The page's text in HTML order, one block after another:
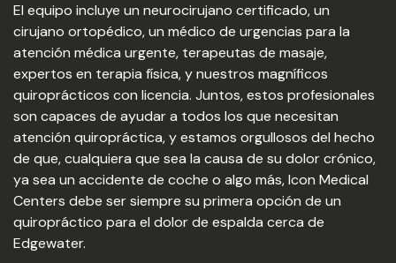
El equipo incluye un neurocirujano certificado, un
cirujano ortopédico, un médico de urgencias para la
atención médica urgente, terapeutas de masaje,
expertos en terapia física, y nuestros magníficos
quiroprácticos con licencia. Juntos, estos profesionales
son capaces de ayudar a todos los que necesitan
atención quiropráctica, y estamos orgullosos del hecho
de que, cualquiera que sea la causa de su dolor crónico,
ya sea un accidente de coche o algo más, Icon Medical
Centers debe ser siempre su primera opción de un
quiropráctico para el dolor de espalda cerca de
Edgewater.